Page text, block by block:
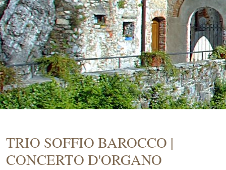
TRIO SOFFIO BAROCCO |
CONCERTO D'ORGANO